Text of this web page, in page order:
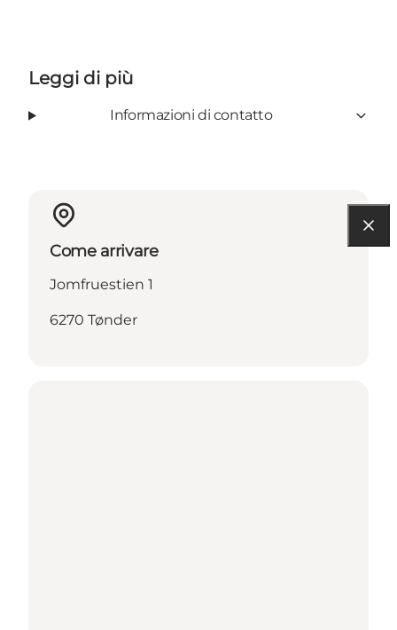
Leggi di più
Informazioni di contatto
Come arrivare
Jomfruestien 1
6270 Tønder